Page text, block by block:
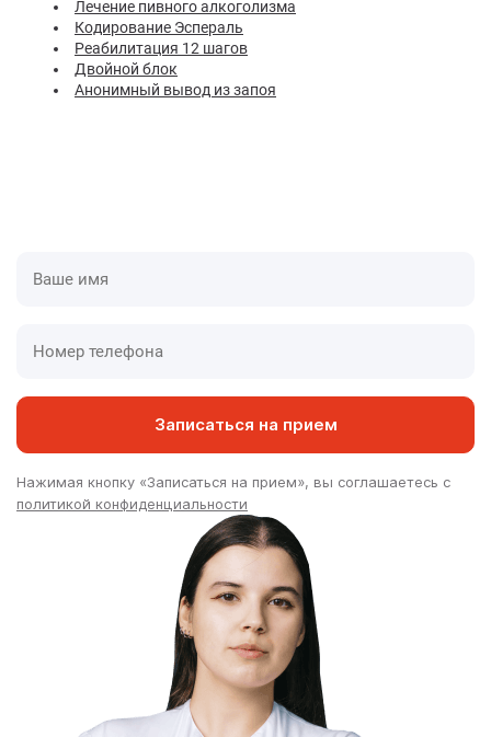
Лечение пивного алкоголизма
Кодирование Эспераль
Реабилитация 12 шагов
Двойной блок
Анонимный вывод из запоя
Записаться на прием
Нажимая кнопку «Записаться на прием», вы соглашаетесь с
политикой конфиденциальности